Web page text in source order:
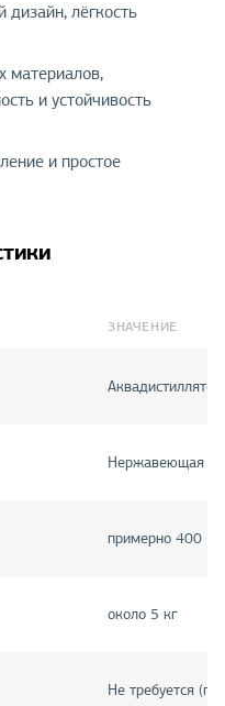
лёгкость
материалов,
и устойчивость
и простое
ЗНАЧЕНИЕ
Нержавеющая
примерно 400 ×
около 5 кг
Не требуется